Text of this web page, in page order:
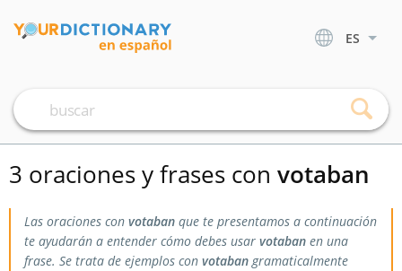
ES
3 oraciones y frases con votaban
Las oraciones con votaban que te presentamos a continuación
te ayudarán a entender cómo debes usar votaban en una
frase. Se trata de ejemplos con votabangramaticalmente